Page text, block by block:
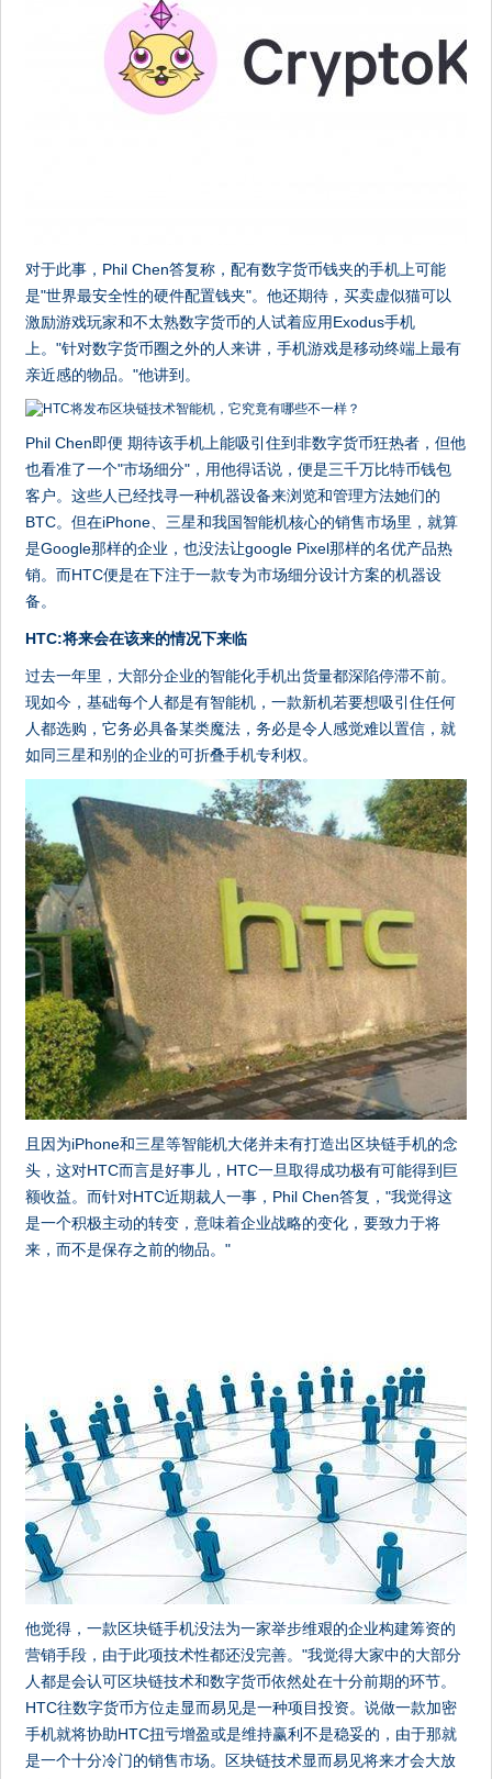
对于此事，Phil Chen答复称，配有数字货币钱夹的手机上可能
是"世界最安全性的硬件配置钱夹"。他还期待，买卖虚似猫可以
激励游戏玩家和不太熟数字货币的人试着应用Exodus手机
上。"针对数字货币圈之外的人来讲，手机游戏是移动终端上最有
亲近感的物品。"他讲到。
Phil Chen即便 期待该手机上能吸引住到非数字货币狂热者，但他
也看准了一个"市场细分"，用他得话说，便是三千万比特币钱包
客户。这些人已经找寻一种机器设备来浏览和管理方法她们的
BTC。但在iPhone、三星和我国智能机核心的销售市场里，就算
是Google那样的企业，也没法让google Pixel那样的名优产品热
销。而HTC便是在下注于一款专为市场细分设计方案的机器设
备。
HTC:将来会在该来的情况下来临
过去一年里，大部分企业的智能化手机出货量都深陷停滞不前。
现如今，基础每个人都是有智能机，一款新机若要想吸引住任何
人都选购，它务必具备某类魔法，务必是令人感觉难以置信，就
如同三星和别的企业的可折叠手机专利权。
且因为iPhone和三星等智能机大佬并未有打造出区块链手机的念
头，这对HTC而言是好事儿，HTC一旦取得成功极有可能得到巨
额收益。而针对HTC近期裁人一事，Phil Chen答复，"我觉得这
是一个积极主动的转变，意味着企业战略的变化，要致力于将
来，而不是保存之前的物品。"
他觉得，一款区块链手机没法为一家举步维艰的企业构建筹资的
营销手段，由于此项技术性都还没完善。"我觉得大家中的大部分
人都是会认可区块链技术和数字货币依然处在十分前期的环节。
HTC往数字货币方位走显而易见是一种项目投资。说做一款加密
手机就将协助HTC扭亏增盈或是维持赢利不是稳妥的，由于那就
是一个十分冷门的销售市场。区块链技术显而易见将来才会大放